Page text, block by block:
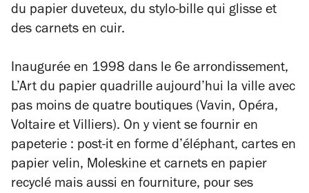
du papier duveteux, du stylo-bille qui glisse et
des carnets en cuir.
Inaugurée en 1998 dans le 6e arrondissement,
L’Art du papier quadrille aujourd’hui la ville avec
pas moins de quatre boutiques (Vavin, Opéra,
Voltaire et Villiers). On y vient se fournir en
papeterie : post-it en forme d’éléphant, cartes en
papier velin, Moleskine et carnets en papier
recyclé mais aussi en fourniture, pour ses